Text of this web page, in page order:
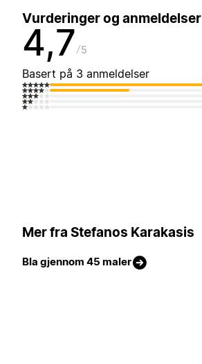
Vurderinger og anmeldelser
4,7 5
Basert på 3 anmeldelser
Mer fra Stefanos Karakasis
Bla gjennom 45 maler